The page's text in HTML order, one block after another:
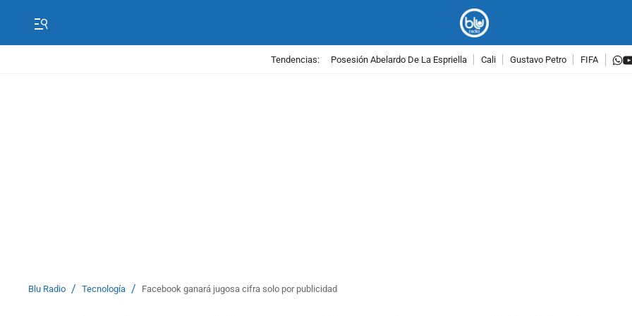
Tendencias: Posesión Abelardo De La Espriella Cali Gustavo Petro FIFA
Blu Radio / Tecnología / Facebook ganará jugosa cifra solo por publicidad